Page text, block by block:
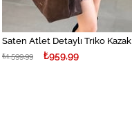
Saten Atlet Detaylı Triko Kazak
₺959,99
₺1.599,99